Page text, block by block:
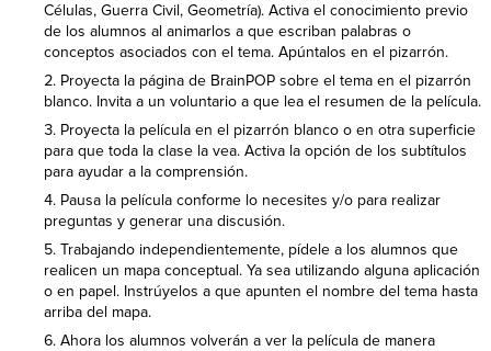
Células, Guerra Civil, Geometría). Activa el conocimiento previo
de los alumnos al animarlos a que escriban palabras o
conceptos asociados con el tema. Apúntalos en el pizarrón.
Proyecta la página de BrainPOP sobre el tema en el pizarrón
blanco. Invita a un voluntario a que lea el resumen de la película.
Proyecta la película en el pizarrón blanco o en otra superficie
para que toda la clase la vea. Activa la opción de los subtítulos
para ayudar a la comprensión.
Pausa la película conforme lo necesites y/o para realizar
preguntas y generar una discusión.
Trabajando independientemente, pídele a los alumnos que
realicen un mapa conceptual. Ya sea utilizando alguna aplicación
o en papel. Instrúyelos a que apunten el nombre del tema hasta
arriba del mapa.
Ahora los alumnos volverán a ver la película de manera